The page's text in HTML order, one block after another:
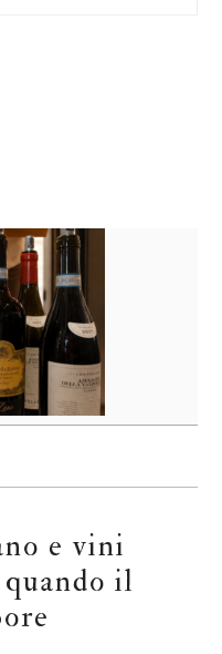
e vini
il